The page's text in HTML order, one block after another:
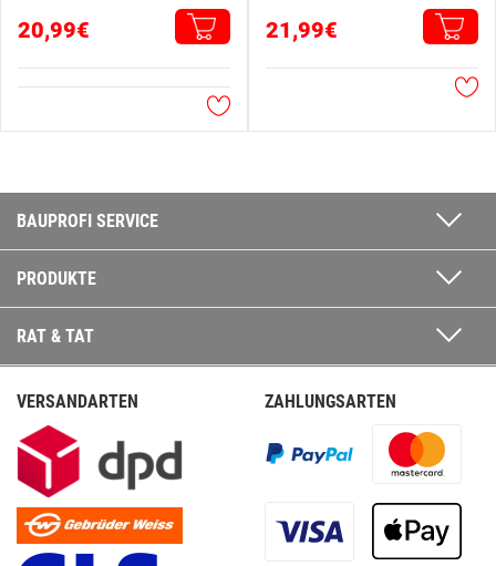
20,99€ 21,99€
BAUPROFI SERVICE
PRODUKTE
RAT & TAT
VERSANDARTEN ZAHLUNGSARTEN